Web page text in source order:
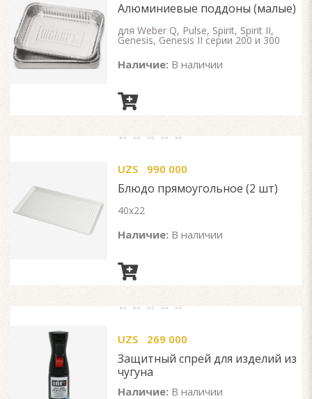
Алюминиевые поддоны (малые)
для Weber Q, Pulse, Spirit, Spirit II,
Genesis, Genesis II серии 200 и 300
Наличие: В наличии
of
UZS 990 000
Блюдо прямоугольное (2 шт)
40х22
Наличие: В наличии
of
UZS 269 000
Защитный спрей для изделий из
чугуна
Наличие: В наличии